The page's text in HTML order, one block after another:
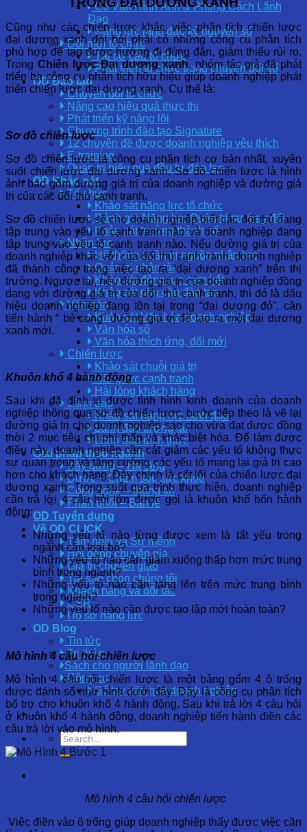
Cố Vấn Hình Ảnh & Phong Cách Lãnh
Đạo
Năng lực lãnh đạo kỷ nguyên số
Đổi mới tổ chức
Tái cơ cấu tổ chức
Phát triển tổ chức trong chuyển đổi số
OD Đào tạo
Chuyển đổi tổ chức
Nâng cao hiệu quả thực thi
Phát triển kỹ năng lõi
Chương trình đào tạo Signature
12 chuyên đề được doanh nghiệp yêu thích
E-training
Quản trị hiệu quả đầu tư đào tạo
OD Khảo sát
Tổ chức
Khảo sát năng lực tổ chức
Đánh giá Năng lực Quản trị sự thay đổi
Khảo sát trưởng thành số
Nhân lực
Hệ thống quản trị nguồn nhân lực
Quản trị nhân tài
Khảo sát động lực cam kết
Khảo sát nhu cầu đào tạo
Văn hóa
Khảo sát Văn hóa doanh nghiệp
Văn hóa số
Văn hóa thích ứng, đổi mới
Chiến lược
Khảo sát chuỗi giá trị
Năng lực cạnh tranh
Hài lòng khách hàng
Lãnh đạo
Khảo sát năng lực lãnh đạo
Lãnh đạo tương lai
Lãnh đạo đích thực
Giải pháp theo ngành
Xây dựng – Hạ tầng
Dược – Chăm sóc sức khỏe
Công nghệ – thông tin
Phân phối – Bán lẻ
OD Tuyển dụng
Về OD CLICK
Tầm nhìn và Sứ mệnh
Hội đồng chuyên gia
Giá trị chuyển giao
Tại sao chọn chúng tôi
Khách hàng và đối tác
CSR
Hồ sơ năng lực
OD Blog
Tin tức
Tri thức
Sách cho người lãnh đạo
Công cụ
Sổ tay văn hóa doanh nghiệp
Cũng như các chiến lược khác, việc phân tích chiến lược
đại dương xanh đòi hỏi phải có những công cụ phân tích
phù hợp để tạo được hướng đi đúng đắn, giảm thiểu rủi ro.
Trong Chiến lược Đại dương xanh, nhóm tác giả đã phát
triển ba công cụ phân tích hữu hiệu giúp doanh nghiệp phát
triển chiến lược đại dương xanh. Cụ thể là:
Sơ đồ chiến lược
Sơ đồ chiến lược là công cụ phân tích cơ bản nhất, xuyên
suốt chiến lược đại dương xanh. Sơ đồ chiến lược là hình
ảnh bao gồm đường giá trị của doanh nghiệp và đường giá
trị của các đối thủ cạnh tranh.
Sơ đồ chiến lược sẽ cho doanh nghiệp biết các đối thủ đang
tập trung vào yếu tố cạnh tranh nào và doanh nghiệp đang
tập trung vào yếu tố cạnh tranh nào. Nếu đường giá trị của
doanh nghiệp khác với của đối thủ cạnh tranh, doanh nghiệp
đã thành công trong việc tạo ra “đại dương xanh” trên thị
trường. Ngược lại, nếu đường giá trị của doanh nghiệp đồng
dạng với đường giá trị của đối thủ cạnh tranh, thì đó là dấu
hiệu doanh nghiệp đang tồn tại trong “đại dương đỏ”, cần
tiến hành “ bẻ cong” đường giá trị để tạo ra một đại dương
xanh mới.
Khuôn khổ 4 hành động
Sau khi đã định vị được tình hình kinh doanh của doanh
nghiệp thông qua sơ đồ chiến lược, bước tiếp theo là vẽ lại
đường giá trị cho doanh nghiệp sao cho vừa đạt được đồng
thời 2 mục tiêu chi phí thấp và khác biệt hóa. Để làm được
điều này, doanh nghiệp cần cắt giảm các yếu tố không thực
sự quan trọng và tăng cường các yếu tố mang lại giá trị cao
hơn cho khách hàng. Đây chính là cốt lõi của chiến lược đại
dương xanh. Trong suốt qua trình thực hiện, doanh nghiệp
cần trả lời 4 câu hỏi lớn được gọi là khuôn khổ bốn hành
động:
Những yếu tố nào từng được xem là tất yếu trong
ngành cần loại bỏ?
Những yếu tố nào cần giảm xuống thấp hơn mức trung
bình trong ngành?
Những yếu tố nào cần tăng lên trên mức trung bình
trong ngành?
Những yếu tố nào cần được tạo lập mới hoàn toàn?
Mô hình 4 câu hỏi chiến lược
Mô hình 4 câu hỏi chiến lược là một bảng gổm 4 ô trống
được đánh số như hình dưới đây. Đây là công cụ phân tích
bổ trợ cho khuôn khổ 4 hành động. Sau khi trả lời 4 câu hỏi
ở khuôn khổ 4 hành động, doanh nghiệp tiến hành điền các
câu trả lời vào mô hình.
Mô hình 4 câu hỏi chiến lược
Việc điền vào ô trống giúp doanh nghiệp thấy được việc cần